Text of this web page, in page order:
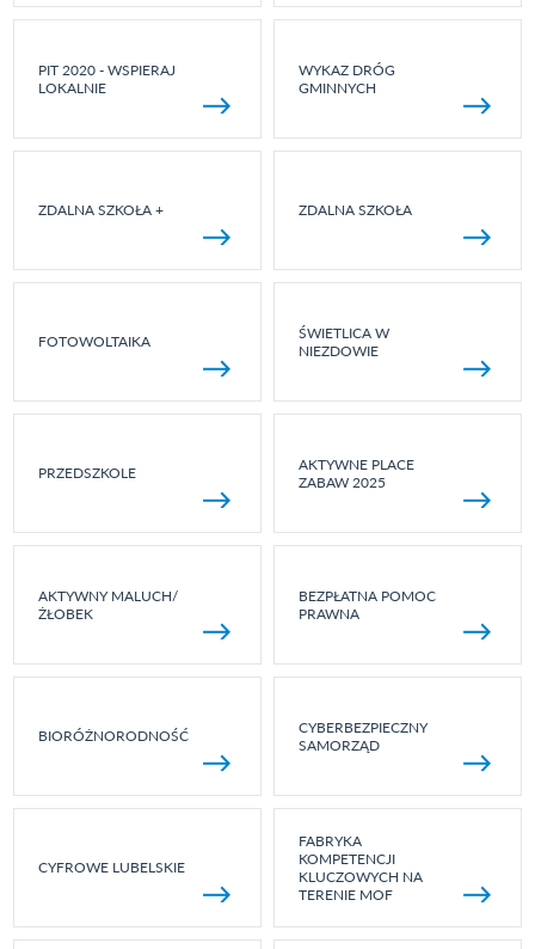
PIT 2020 - WSPIERAJ
LOKALNIE
WYKAZ DRÓG
GMINNYCH
ZDALNA SZKOŁA + ZDALNA SZKOŁA
FOTOWOLTAIKA
ŚWIETLICA W
NIEZDOWIE
PRZEDSZKOLE
AKTYWNE PLACE
ZABAW 2025
AKTYWNY MALUCH/
ŻŁOBEK
BEZPŁATNA POMOC
PRAWNA
BIORÓŻNORODNOŚĆ
CYBERBEZPIECZNY
SAMORZĄD
CYFROWE LUBELSKIE
FABRYKA
KOMPETENCJI
KLUCZOWYCH NA
TERENIE MOF